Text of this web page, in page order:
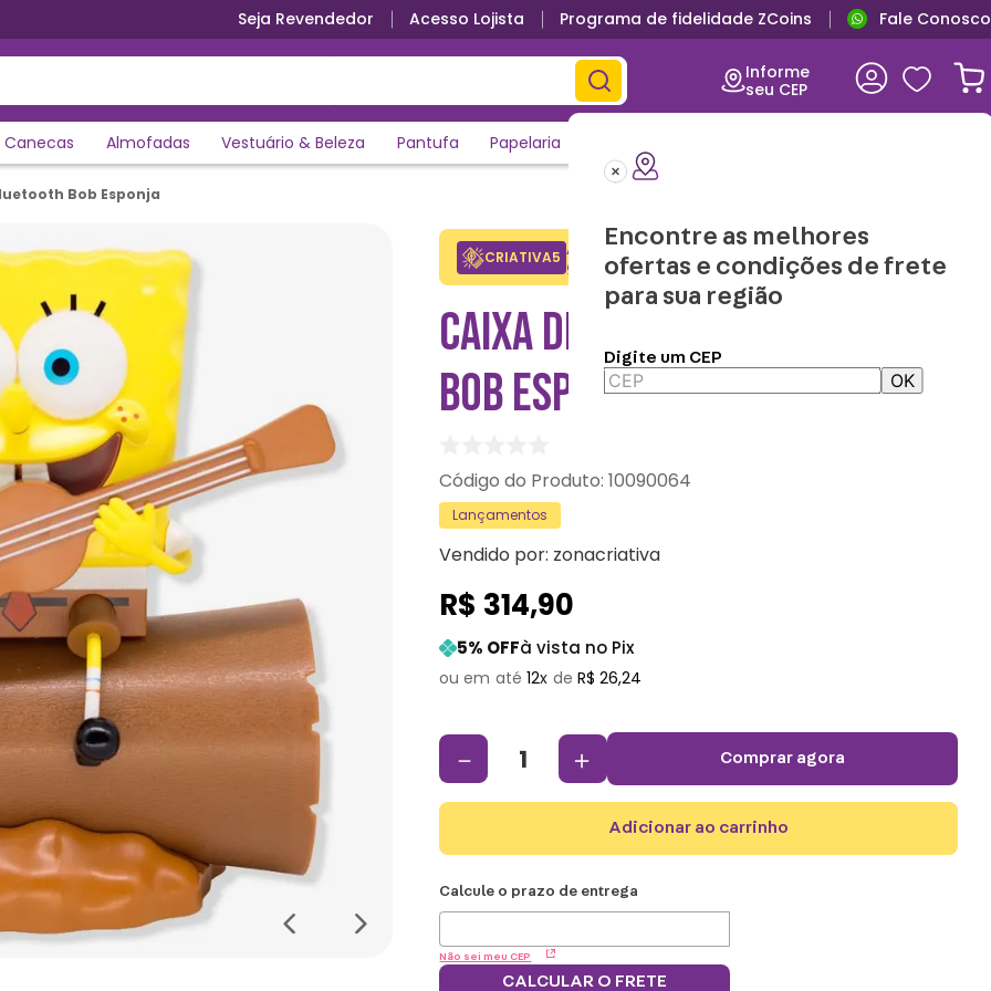
Seja Revendedor Acesso Lojista Programa de fidelidade ZCoins Fale Conosco
Informe
seu CEP
Encontre as melhores
ofertas e condições de frete
para sua região
Digite um CEP
OK
Canecas Almofadas Vestuário & Beleza Pantufa Papelaria
Bob Esponja
CRIATIVA5 Adicione o cupom no carrinho e
ganhe desconto na 1a compra.
Copiar
CAIXA DE SOM BLUETOOTH
BOB ESPONJA
:10090064
Lançamentos
Vendido por: zonacriativa
R$ 314,90
5% OFFà vista no Pix
12 R$ 26,24
＋
－ comprar agora
adicionar ao carrinho
Não sei meu CEP
CALCULAR O FRETE